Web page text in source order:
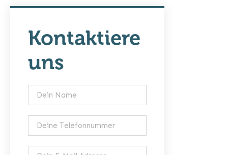
Kontaktiere
uns